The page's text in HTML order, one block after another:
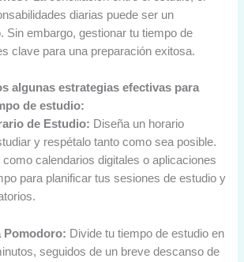
diarias puede ser un
Sin embargo, gestionar tu tiempo de
clave para una preparación exitosa.
algunas estrategias efectivas para
de estudio:
de Estudio: Diseña un horario
y respétalo tanto como sea posible.
calendarios digitales o aplicaciones
para planificar tus sesiones de estudio y
Pomodoro: Divide tu tiempo de estudio en
seguidos de un breve descanso de